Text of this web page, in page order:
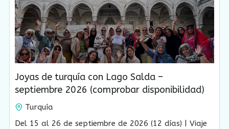
USD $1,870.00
12 Días-11 Noches
Joyas de turquía con Lago Salda –
septiembre 2026 (comprobar disponibilidad)
Turquía
Del 15 al 26 de septiembre de 2026 (12 días) | Viaje